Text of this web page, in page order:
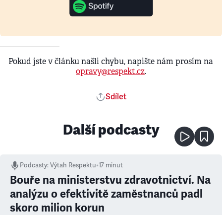
Pokud jste v článku našli chybu, napište nám prosím na
opravy@respekt.cz.
Sdílet
Další podcasty
Podcasty:Výtah Respektu•17 minut
Bouře na ministerstvu zdravotnictví. Na
analýzu o efektivitě zaměstnanců padl
skoro milion korun